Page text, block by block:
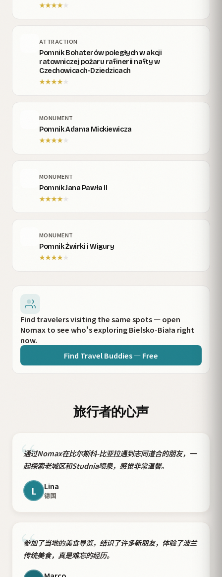
★★★★ ★
ATTRACTION
Pomnik Bohaterów poległych w akcji
ratowniczej pożaru rafinerii nafty w
Czechowicach-Dziedzicach
★★★★ ★
MONUMENT
Pomnik Adama Mickiewicza
★★★★ ★
MONUMENT
Pomnik Jana Pawła II
★★★★ ★
MONUMENT
Pomnik Żwirki i Wigury
★★★★ ★
Find travelers visiting the same spots — open
Nomax to see who's exploring Bielsko-Biała right
now.
Find Travel Buddies — Free
旅行者的心声
“
通过Nomax在比尔斯科-比亚拉遇到志同道合的朋友，一
起探索老城区和Studnia喷泉，感觉非常温馨。
L Lina
德国
“
参加了当地的美食导览，结识了许多新朋友，体验了波兰
传统美食，真是难忘的经历。